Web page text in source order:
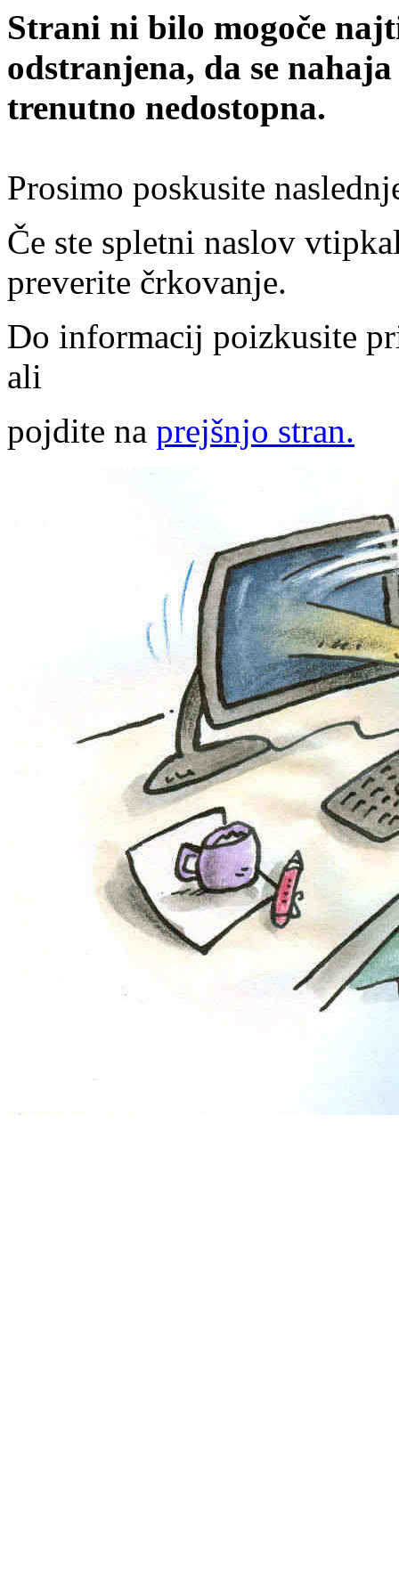
Strani ni bilo mogoče
odstranjena, da se
trenutno nedostopna.
Prosimo poskusite
Če ste spletni naslov
preverite črkovanje.
Do informacij poizkusite
ali
pojdite na prejšnjo stran.